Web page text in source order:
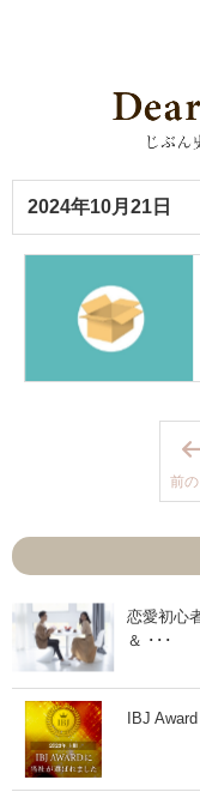
2024年10月21日
前の
恋愛初心
＆ ･･･
IBJ